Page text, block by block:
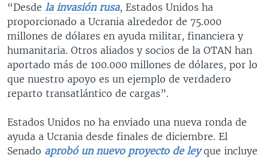
“Desde la invasión rusa, Estados Unidos ha
proporcionado a Ucrania alrededor de 75.000
millones de dólares en ayuda militar, financiera y
humanitaria. Otros aliados y socios de la OTAN han
aportado más de 100.000 millones de dólares, por lo
que nuestro apoyo es un ejemplo de verdadero
reparto transatlántico de cargas”.
Estados Unidos no ha enviado una nueva ronda de
ayuda a Ucrania desde finales de diciembre. El
Senado aprobó un nuevo proyecto de leyque incluye